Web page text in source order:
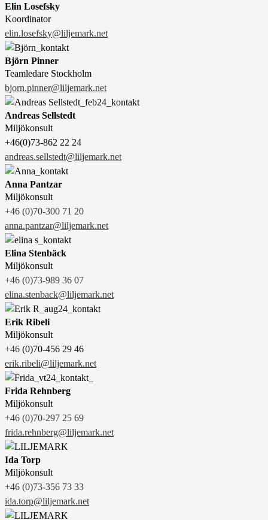
Elin Losefsky
Koordinator
elin.losefsky@liljemark.net
Björn Pinner
Teamledare Stockholm
bjorn.pinner@liljemark.net
Andreas Sellstedt
Miljökonsult
+46(0)73-862 22 24
andreas.sellstedt@liljemark.net
Anna Pantzar
Miljökonsult
+46 (0)70-300 71 20
anna.pantzar@liljemark.net
Elina Stenbäck
Miljökonsult
+46 (0)73-989 36 07
elina.stenback@liljemark.net
Erik Ribeli
Miljökonsult
+46 (0)70-456 29 46
erik.ribeli@liljemark.net
Frida Rehnberg
Miljökonsult
+46 (0)70-297 25 69
frida.rehnberg@liljemark.net
Ida Torp
Miljökonsult
+46 (0)73-356 73 33
ida.torp@liljemark.net